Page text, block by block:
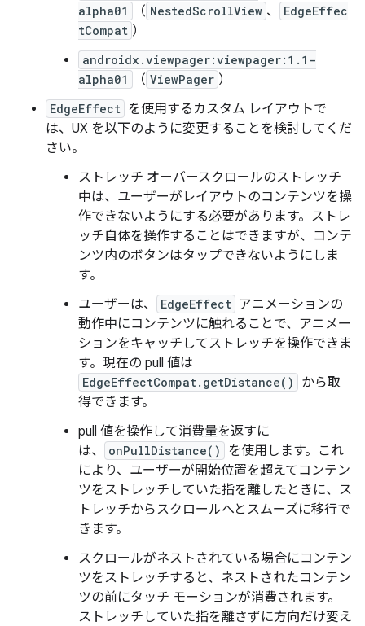
alpha01
（ NestedScrollView 、
EdgeEffec
tCompat ）
androidx.viewpager:viewpager:1.1-
alpha01
（ ViewPager ）
EdgeEffect を使用するカスタム レイアウトで
は、UX を以下のように変更することを検討してくだ
さい。
ストレッチ オーバースクロールのストレッチ
中は、ユーザーがレイアウトのコンテンツを操
作できないようにする必要があります。ストレ
ッチ自体を操作することはできますが、コンテ
ンツ内のボタンはタップできないようにしま
す。
ユーザーは、
EdgeEffect アニメーションの
動作中にコンテンツに触れることで、アニメー
ションをキャッチしてストレッチを操作できま
す。現在の pull 値は
EdgeEffectCompat.getDistance()
から取
得できます。
pull 値を操作して消費量を返すに
は、
onPullDistance()
を使用します。これ
により、ユーザーが開始位置を超えてコンテン
ツをストレッチしていた指を離したときに、ス
トレッチからスクロールへとスムーズに移行で
きます。
スクロールがネストされている場合にコンテン
ツをストレッチすると、ネストされたコンテン
ツの前にタッチ モーションが消費されます。
ストレッチしていた指を離さずに方向だけ変え